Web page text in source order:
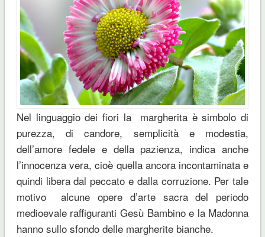
Nel linguaggio dei fiori la margherita è simbolo di
purezza, di candore, semplicità e modestia,
dell’amore fedele e della pazienza, indica anche
l’innocenza vera, cioè quella ancora incontaminata e
quindi libera dal peccato e dalla corruzione. Per tale
motivo alcune opere d’arte sacra del periodo
medioevale raffiguranti Gesù Bambino e la Madonna
hanno sullo sfondo delle margherite bianche.